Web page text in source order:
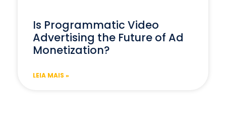
Is Programmatic Video
Advertising the Future of Ad
Monetization?
LEIA MAIS »